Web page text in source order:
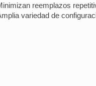
reemplazos
variedad de